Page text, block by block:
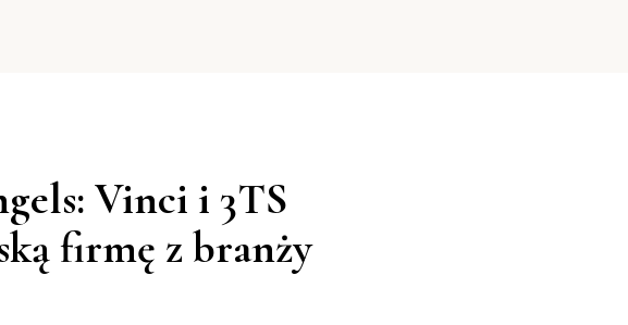
Vinci i 3TS
firmę z branży